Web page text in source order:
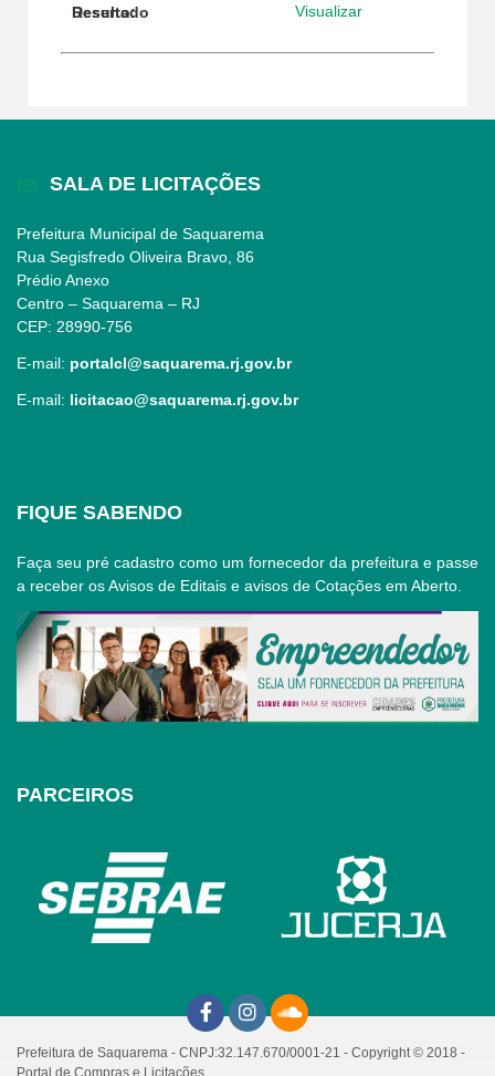
Resultado Deserto: Visualizar
SALA DE LICITAÇÕES
Prefeitura Municipal de Saquarema
Rua Segisfredo Oliveira Bravo, 86
Prédio Anexo
Centro – Saquarema – RJ
CEP: 28990-756
E-mail: portalcl@saquarema.rj.gov.br
E-mail: licitacao@saquarema.rj.gov.br
FIQUE SABENDO
Faça seu pré cadastro como um fornecedor da prefeitura e passe
a receber os Avisos de Editais e avisos de Cotações em Aberto.
PARCEIROS
Prefeitura de Saquarema - CNPJ:32.147.670/0001-21 - Copyright © 2018 -
Portal de Compras e Licitações